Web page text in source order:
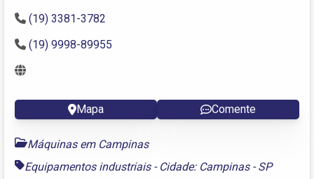
(19) 3381-3782
(19) 9998-89955
Mapa Comente
Máquinas em Campinas
Equipamentos industriais - Cidade: Campinas - SP